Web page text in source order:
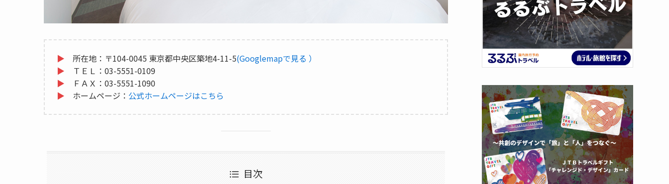
▶ 所在地：〒104-0045 東京都中央区築地4-11-5(Googlemapで見る ）
▶ ＴＥＬ：03-5551-0109
▶ ＦＡＸ：03-5551-1090
▶ ホームページ： 公式ホームページはこちら
目次